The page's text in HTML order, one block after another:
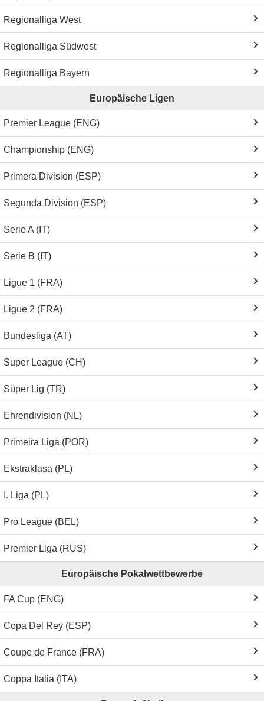
Regionalliga West
Regionalliga Südwest
Regionalliga Bayern
Europäische Ligen
Premier League (ENG)
Championship (ENG)
Primera Division (ESP)
Segunda Division (ESP)
Serie A (IT)
Serie B (IT)
Ligue 1 (FRA)
Ligue 2 (FRA)
Bundesliga (AT)
Super League (CH)
Süper Lig (TR)
Ehrendivision (NL)
Primeira Liga (POR)
Ekstraklasa (PL)
I. Liga (PL)
Pro League (BEL)
Premier Liga (RUS)
Europäische Pokalwettbewerbe
FA Cup (ENG)
Copa Del Rey (ESP)
Coupe de France (FRA)
Coppa Italia (ITA)